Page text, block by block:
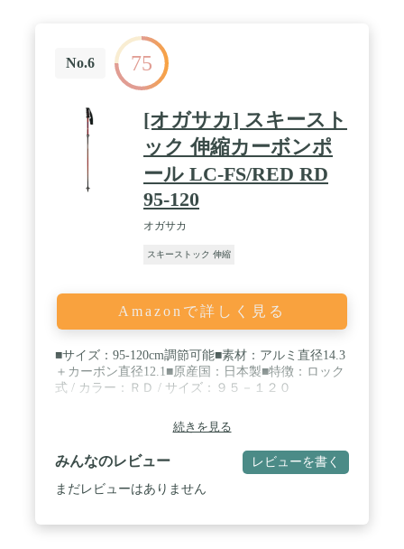
No.6 75
[オガサカ] スキースト
ック 伸縮カーボンポ
ール LC-FS/RED RD
95-120
オガサカ
スキーストック 伸縮
Amazonで詳しく見る
■サイズ：95-120cm調節可能■素材：アルミ直径14.3
＋カーボン直径12.1■原産国：日本製■特徴：ロック
式 / カラー：ＲＤ / サイズ：９５－１２０
続きを見る
みんなのレビュー レビューを書く
まだレビューはありません